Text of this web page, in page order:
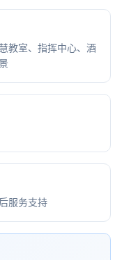
教室、指挥中心、酒
服务支持